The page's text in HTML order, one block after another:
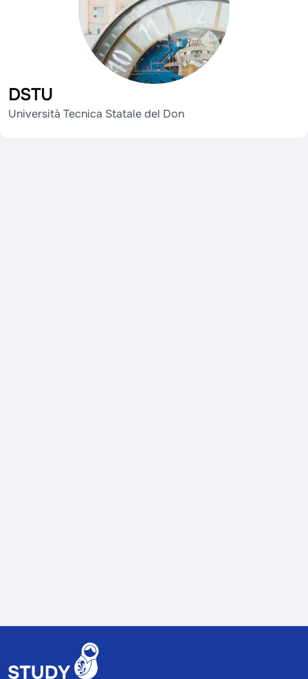
DSTU
Università Tecnica Statale del Don